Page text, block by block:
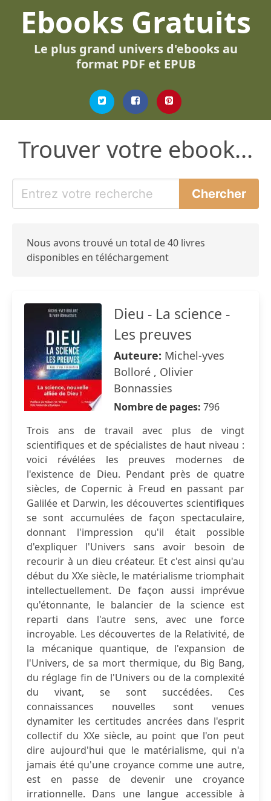
Ebooks Gratuits
Le plus grand univers d'ebooks au
format PDF et EPUB
Trouver votre ebook...
Nous avons trouvé un total de 40 livres
disponibles en téléchargement
Dieu - La science -
Les preuves
Auteure: Michel-yves
Bolloré , Olivier
Bonnassies
Nombre de pages: 796
Trois ans de travail avec plus de vingt
scientifiques et de spécialistes de haut niveau :
voici révélées les preuves modernes de
l'existence de Dieu. Pendant près de quatre
siècles, de Copernic à Freud en passant par
Galilée et Darwin, les découvertes scientifiques
se sont accumulées de façon spectaculaire,
donnant l'impression qu'il était possible
d'expliquer l'Univers sans avoir besoin de
recourir à un dieu créateur. Et c'est ainsi qu'au
début du XXe siècle, le matérialisme triomphait
intellectuellement. De façon aussi imprévue
qu'étonnante, le balancier de la science est
reparti dans l'autre sens, avec une force
incroyable. Les découvertes de la Relativité, de
la mécanique quantique, de l'expansion de
l'Univers, de sa mort thermique, du Big Bang,
du réglage fin de l'Univers ou de la complexité
du vivant, se sont succédées. Ces
connaissances nouvelles sont venues
dynamiter les certitudes ancrées dans l'esprit
collectif du XXe siècle, au point que l'on peut
dire aujourd'hui que le matérialisme, qui n'a
jamais été qu'une croyance comme une autre,
est en passe de devenir une croyance
irrationnelle. Dans une langue accessible à